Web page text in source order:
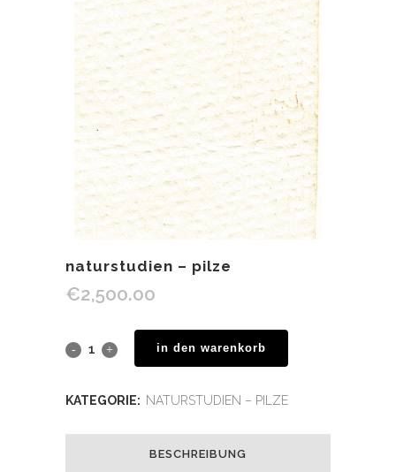
naturstudien – pilze
€2,500.00
in den warenkorb
KATEGORIE: NATURSTUDIEN – PILZE
BESCHREIBUNG